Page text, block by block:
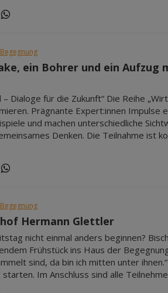
ein Bohrer und ein
– Dialoge für die Zukunft“ Die Reihe
Prägnante Expert:innen
und machen unterschiedliche
Denken. Die Teilnahme ist
Hermann Glettler
nicht einmal anders beginnen?
Frühstück ins Haus der
sind, da bin ich mitten unter
Im Anschluss sind alle